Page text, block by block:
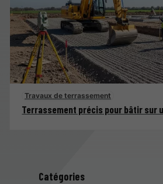
Catégories
Travaux de terrassement
Terrassement précis pour bâtir sur